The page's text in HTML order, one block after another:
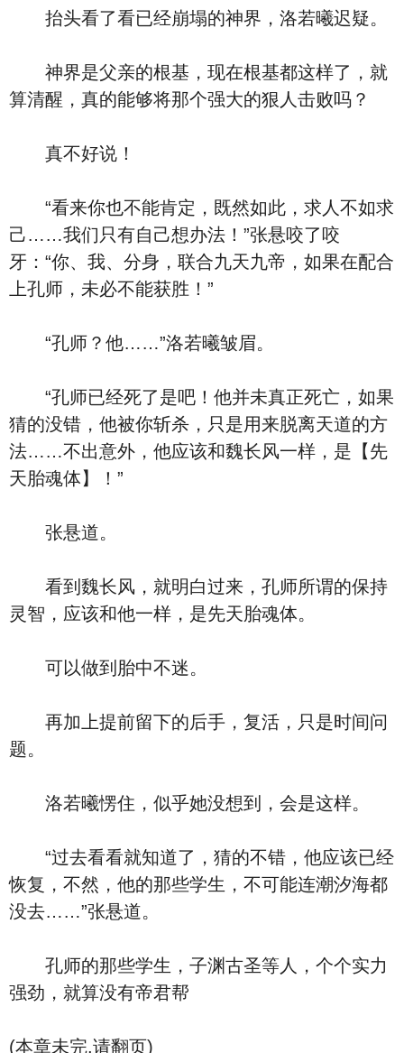
抬头看了看已经崩塌的神界，洛若曦迟疑。
神界是父亲的根基，现在根基都这样了，就
算清醒，真的能够将那个强大的狠人击败吗？
真不好说！
“看来你也不能肯定，既然如此，求人不如求
己……我们只有自己想办法！”张悬咬了咬
牙：“你、我、分身，联合九天九帝，如果在配合
上孔师，未必不能获胜！”
“孔师？他……”洛若曦皱眉。
“孔师已经死了是吧！他并未真正死亡，如果
猜的没错，他被你斩杀，只是用来脱离天道的方
法……不出意外，他应该和魏长风一样，是【先
天胎魂体】！”
张悬道。
看到魏长风，就明白过来，孔师所谓的保持
灵智，应该和他一样，是先天胎魂体。
可以做到胎中不迷。
再加上提前留下的后手，复活，只是时间问
题。
洛若曦愣住，似乎她没想到，会是这样。
“过去看看就知道了，猜的不错，他应该已经
恢复，不然，他的那些学生，不可能连潮汐海都
没去……”张悬道。
孔师的那些学生，子渊古圣等人，个个实力
强劲，就算没有帝君帮
(本章未完,请翻页)